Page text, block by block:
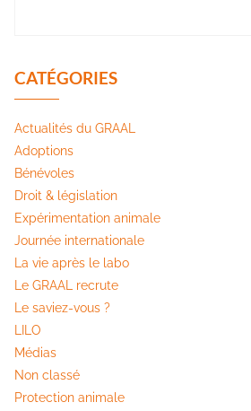
CATÉGORIES
Actualités du GRAAL
Adoptions
Bénévoles
Droit & législation
Expérimentation animale
Journée internationale
La vie après le labo
Le GRAAL recrute
Le saviez-vous ?
LILO
Médias
Non classé
Protection animale